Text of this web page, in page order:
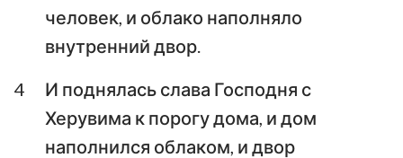
Аввакум Софония
Аггей
Малахия
человек, и облако наполняло
внутренний двор.
4
И поднялась слава Господня с
Херувима к порогу дома, и дом
наполнился облаком, и двор